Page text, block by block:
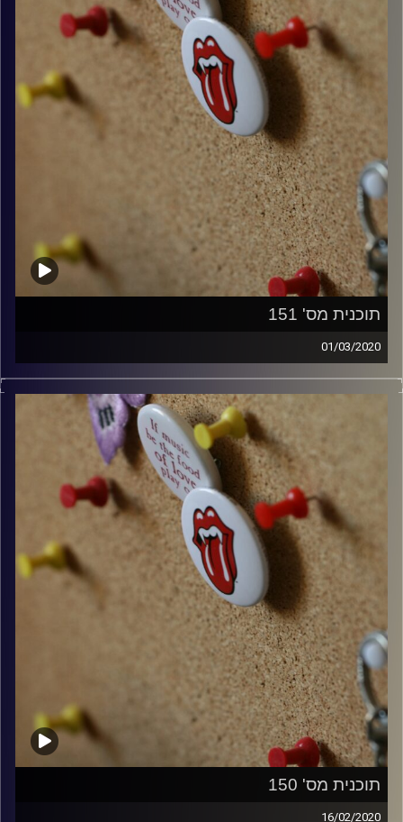
תוכנית מס' 151
01/03/2020
קלאסיקות רוק עם אורן הוף.
włodi
תוכנית מס' 150
16/02/2020